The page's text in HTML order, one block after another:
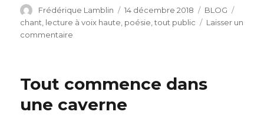
Auteur
Frédérique Lamblin
Publié
le
14 décembre 2018 Catégories
BLOG
chant lecture à voix haute poésie ,tout public
Laisser un
commentaire
où
fait
Tout commence dans
une caverne